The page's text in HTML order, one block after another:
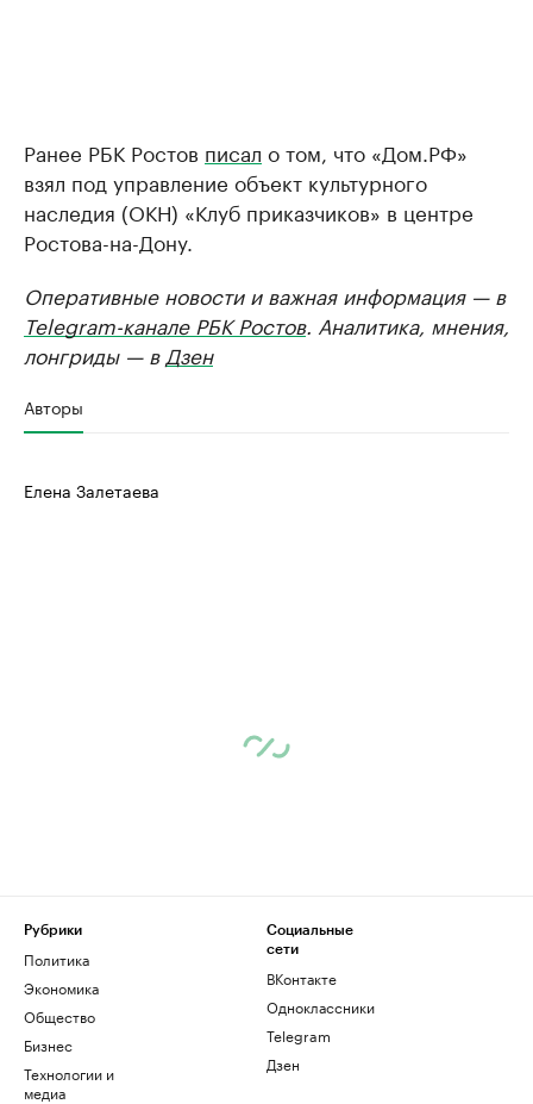
Ранее РБК Ростов писал о том, что «Дом.РФ»
взял под управление объект культурного
наследия (ОКН) «Клуб приказчиков» в центре
Ростова-на-Дону.
Оперативные новости и важная информация — в
Telegram-канале РБК Ростов. Аналитика, мнения,
лонгриды — в Дзен
Авторы
Елена Залетаева
Рубрики
Политика
Экономика
Общество
Бизнес
Технологии и
медиа
Социальные
сети
ВКонтакте
Одноклассники
Telegram
Дзен